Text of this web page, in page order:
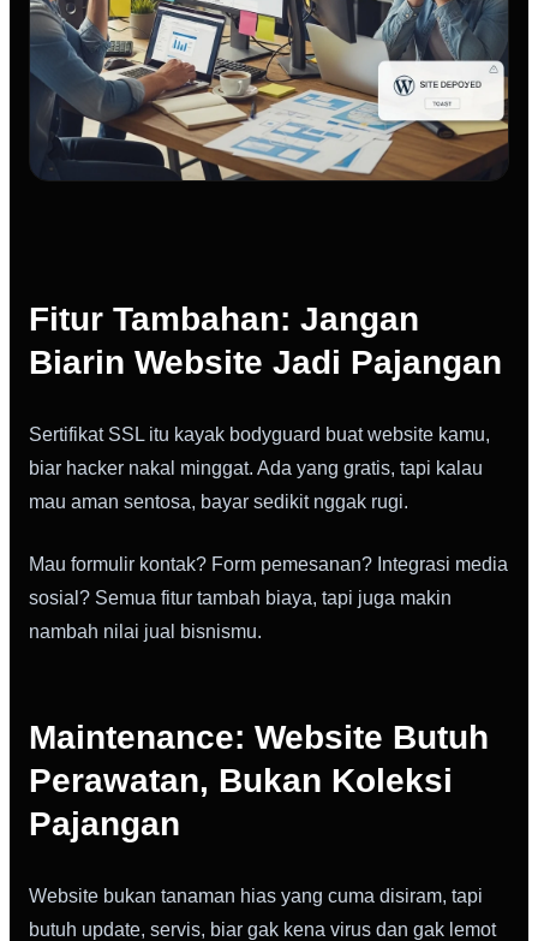
Fitur Tambahan: Jangan
Biarin Website Jadi Pajangan
Sertifikat SSL itu kayak bodyguard buat website kamu,
biar hacker nakal minggat. Ada yang gratis, tapi kalau
mau aman sentosa, bayar sedikit nggak rugi.
Mau formulir kontak? Form pemesanan? Integrasi media
sosial? Semua fitur tambah biaya, tapi juga makin
nambah nilai jual bisnismu.
Maintenance: Website Butuh
Perawatan, Bukan Koleksi
Pajangan
Website bukan tanaman hias yang cuma disiram, tapi
butuh update, servis, biar gak kena virus dan gak lemot